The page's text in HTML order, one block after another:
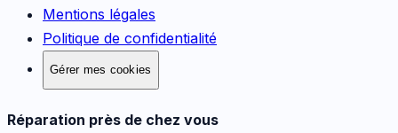
Mentions légales
Politique de confidentialité
Gérer mes cookies
Réparation près de chez vous